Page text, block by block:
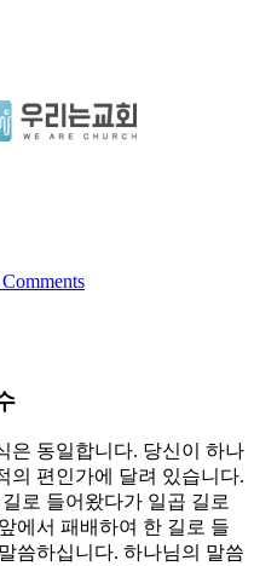
은 동일합니다. 당신이 하나
의 편인가에 달려 있습니다.
로 들어왔다가 일곱 길로
에서 패배하여 한 길로 들
씀하십니다. 하나님의 말씀